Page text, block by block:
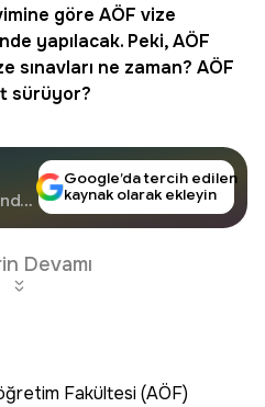
göre AÖF vize
yapılacak. Peki, AÖF
sınavları ne zaman? AÖF
sürüyor?
Google’da tercih edilen
kaynak olarak ekleyin
Devamı
Fakültesi (AÖF)